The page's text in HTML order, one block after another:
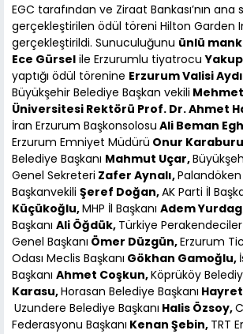
EGC tarafından ve Ziraat Bankası’nın
gerçekleştirilen ödül töreni Hilton Garden
gerçekleştirildi. Sunuculuğunu ünlü
Ece Gürsel ile Erzurumlu tiyatrocu
yaptığı ödül törenine Erzurum Valisi
Büyükşehir Belediye Başkan vekili
Üniversitesi Rektörü Prof. Dr. Ahmet
İran Erzurum Başkonsolosu Ali Beman
Erzurum Emniyet Müdürü Onur
Belediye Başkanı Mahmut Uçar,
Genel Sekreteri Zafer Aynalı,
Başkanvekili Şeref Doğan,AK Parti İl
Küçükoğlu,MHP İl Başkanı Adem
Başkanı Ali Öğdük, Türkiye
Genel Başkanı Ömer Düzgün,Erzurum
Odası Meclis Başkanı Gökhan Gamoğlu,
Başkanı Ahmet Coşkun,Köprüköy
Karasu,Horasan Belediye Başkanı
Uzundere Belediye Başkanı Halis Özsoy,
Federasyonu Başkanı Kenan Şebin, TRT